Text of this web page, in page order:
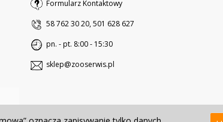
Formularz Kontaktowy
58 762 30 20, 501 628 627
pn. - pt. 8:00 - 15:30
sklep@zooserwis.pl